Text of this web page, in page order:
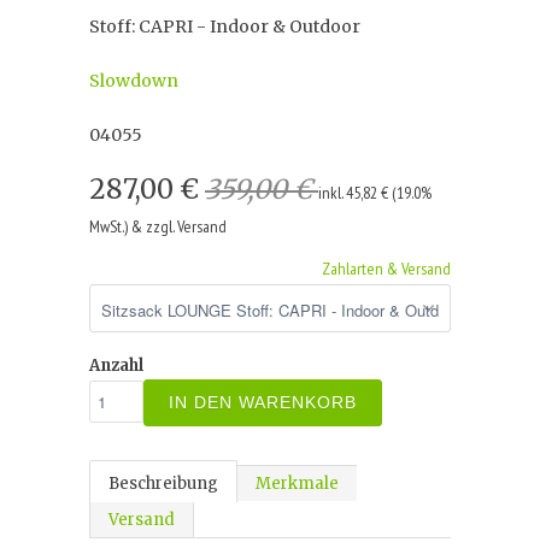
Stoff: CAPRI - Indoor & Outdoor
Slowdown
04055
287,00 € 359,00 €inkl. 45,82 € (19.0%
MwSt.) & zzgl. Versand
Zahlarten & Versand
Anzahl
IN DEN WARENKORB
Beschreibung
Merkmale
Versand